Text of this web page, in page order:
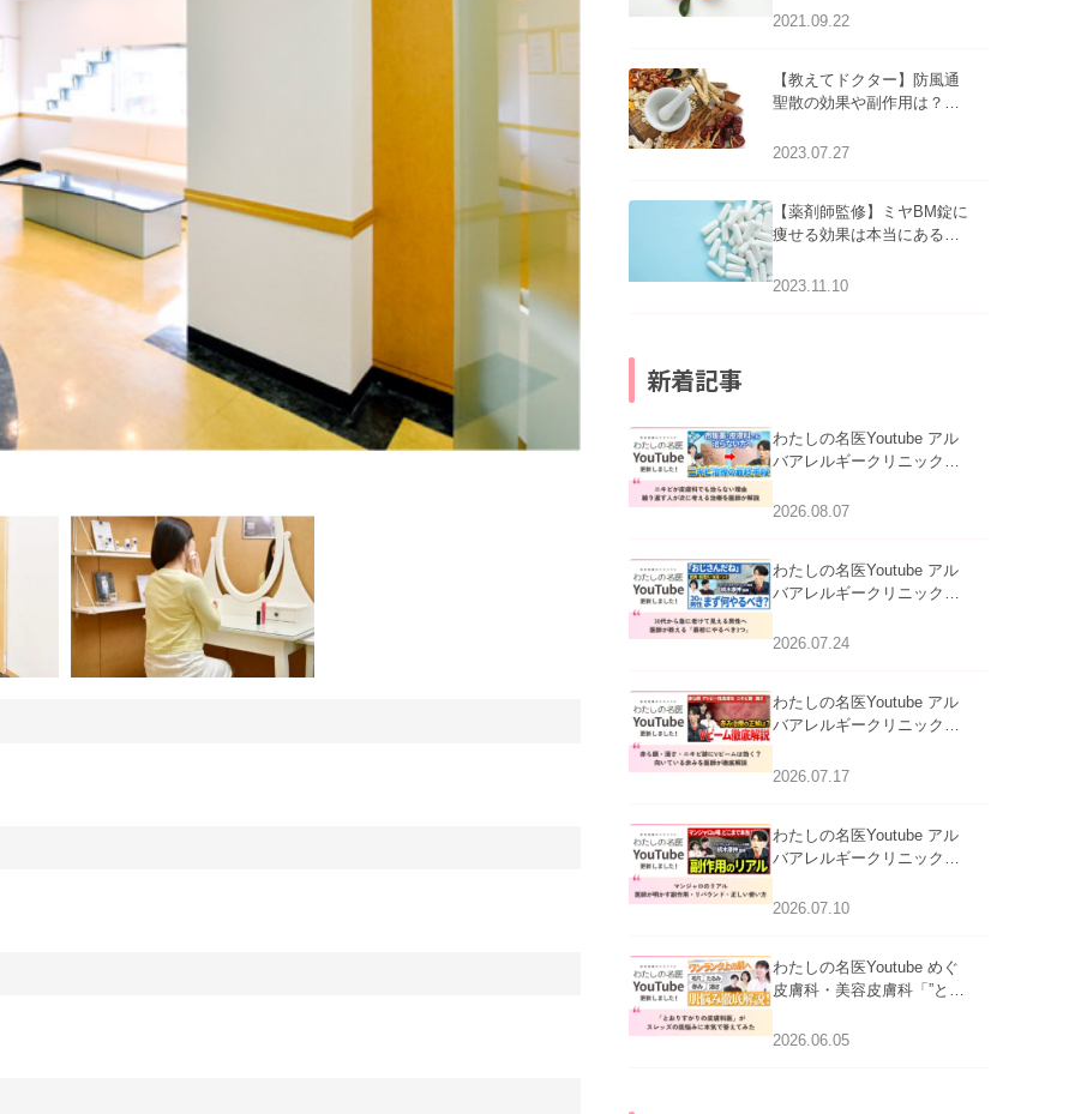
2021.09.22
【教えてドクター】防風通
聖散の効果や副作用は？長
2023.07.27
【薬剤師監修】ミヤBM錠に
痩せる効果は本当にある
2023.11.10
新着記事
わたしの名医Youtube アル
バアレルギークリニック札
らない理由｜繰り返す人が
2026.08.07
わたしの名医Youtube アル
バアレルギークリニック札
える男性へ｜医師が教える
2026.07.24
わたしの名医Youtube アル
バアレルギークリニック札
跡にVビームは効く？向い
2026.07.17
わたしの名医Youtube アル
バアレルギークリニック札
医師が明かす副作用・リバ
2026.07.10
わたしの名医Youtube めぐ
皮膚科・美容皮膚科「”とお
ッズの肌悩みに本気で答え
2026.06.05